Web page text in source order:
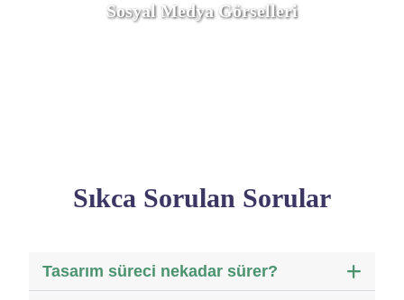
Sosyal Medya Görselleri
Sıkca Sorulan Sorular
Tasarım süreci nekadar sürer?